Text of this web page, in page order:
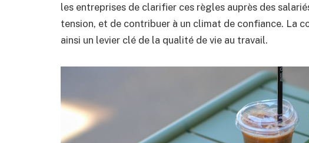
les entreprises de clarifier ces règles auprès des
tension, et de contribuer à un climat de confiance. La
ainsi un levier clé de la qualité de vie au travail.